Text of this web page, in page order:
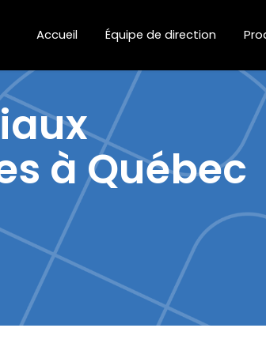
Accueil Équipe de direction
à Québec